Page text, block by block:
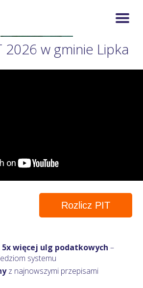
2026 w gminie Lipka
Rozlicz PIT
więcej ulg podatkowych–
systemu
z najnowszymi przepisami